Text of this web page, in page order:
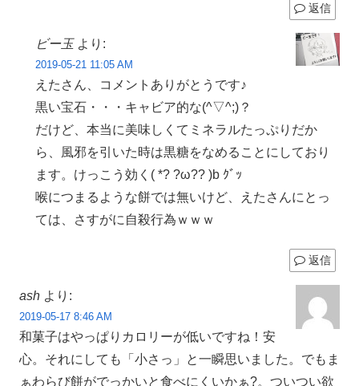
返信
ビー玉 より:
2019-05-21 11:05 AM
えたさん、コメントありがとうです♪
黒い宝石・・・キャビア的な(^▽^;)？
だけど、本当に美味しくてミネラルたっぷりだか
ら、風邪を引いた時は黒糖をなめることにしており
ます。けっこう効く( *? ?ω?? )b ｸﾞｯ
喉につまるような餅では無いけど、えたさんにとっ
ては、さすがに自殺行為ｗｗｗ
返信
ash より:
2019-05-17 8:46 AM
和菓子はやっぱりカロリーが低いですね！安
心。それにしても「小さっ」と一瞬思いました。でもま
ぁわらび餅がでっかいと食べにくいかぁ?。ついつい欲